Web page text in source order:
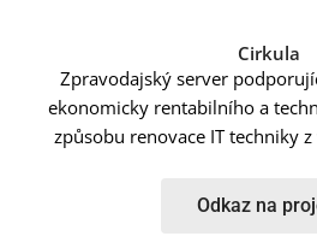
Cirkula
Zpravodajský server
ekonomicky rentabilního a
způsobu renovace IT techniky
Odkaz na